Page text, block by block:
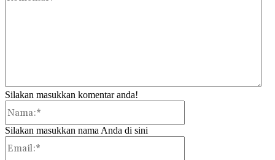
Silakan masukkan komentar anda!
Silakan masukkan nama Anda di sini